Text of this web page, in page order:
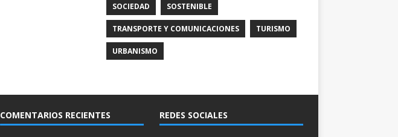
SOCIEDAD SOSTENIBLE
TRANSPORTE Y COMUNICACIONES TURISMO
URBANISMO
COMENTARIOS RECIENTES REDES SOCIALES